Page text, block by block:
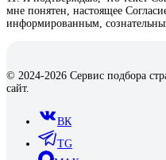
мне понятен, настоящее
информированным,
© 2024-2026 Сервис подбора
сайт.
ВК
TG